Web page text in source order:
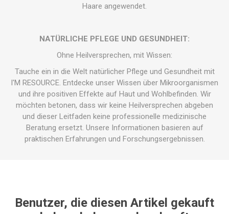
Haare angewendet.
NATÜRLICHE PFLEGE UND GESUNDHEIT:
Ohne Heilversprechen, mit Wissen:
Tauche ein in die Welt natürlicher Pflege und Gesundheit mit
I'M RESOURCE. Entdecke unser Wissen über Mikroorganismen
und ihre positiven Effekte auf Haut und Wohlbefinden. Wir
möchten betonen, dass wir keine Heilversprechen abgeben
und dieser Leitfaden keine professionelle medizinische
Beratung ersetzt. Unsere Informationen basieren auf
praktischen Erfahrungen und Forschungsergebnissen.
Benutzer, die diesen Artikel gekauft